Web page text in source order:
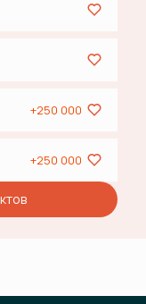
+250 000
+250 000